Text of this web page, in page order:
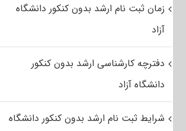
زمان ثبت نام ارشد بدون کنکور دانشگاه
آزاد
دفترچه کارشناسی ارشد بدون کنکور
دانشگاه آزاد
شرایط ثبت نام ارشد بدون کنکور دانشگاه